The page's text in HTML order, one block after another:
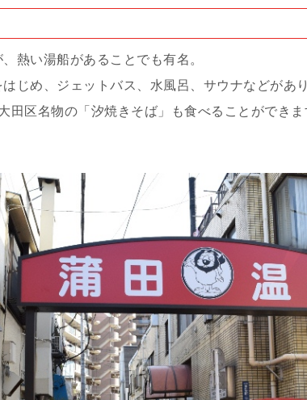
熱い湯船があることでも有名。
じめ、ジェットバス、水風呂、サウナなどがあり
田区名物の「汐焼きそば」も食べることができま